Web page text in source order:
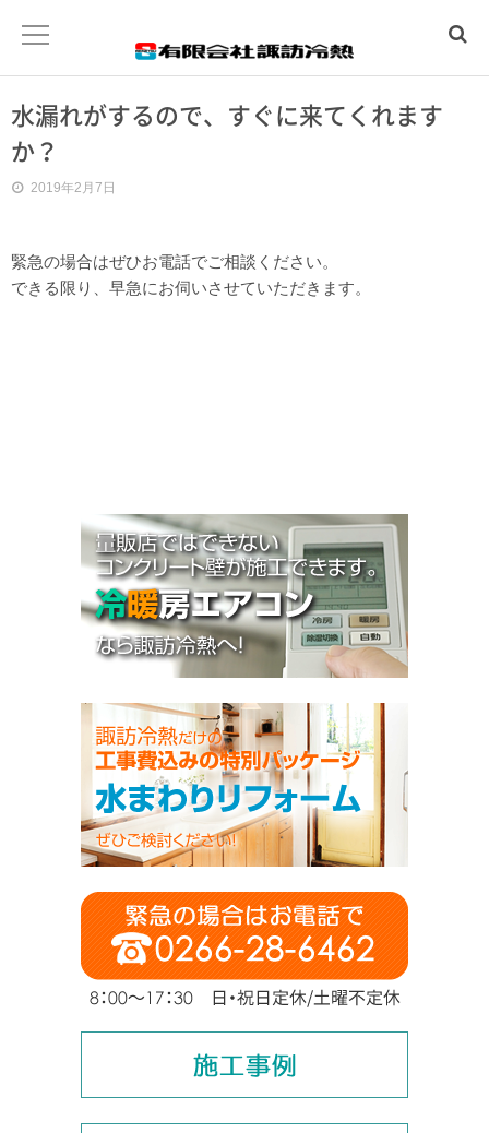
ホーム
水まわりトラブル
冷暖房工事
施工事例
水漏れがするので、すぐに来てくれます
か？
2019年2月7日
緊急の場合はぜひお電話でご相談ください。
できる限り、早急にお伺いさせていただきます。